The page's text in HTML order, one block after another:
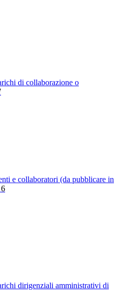
di collaborazione o
e collaboratori (da pubblicare in
6
dirigenziali amministrativi di